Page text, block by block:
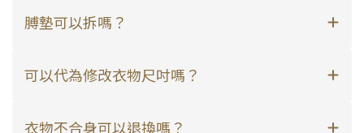
膊墊可以拆嗎？
可以代為修改衣物尺吋嗎？
衣物不合身可以退換嗎？